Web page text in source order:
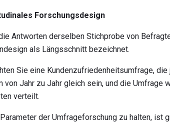
Forschungsdesign
Antworten derselben Stichprobe von
als Längsschnitt bezeichnet.
Sie eine Kundenzufriedenheitsumfrage,
von Jahr zu Jahr gleich sein, und die
verteilt.
der Umfrageforschung zu halten, ist